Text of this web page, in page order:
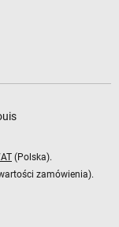
(Polska).
zamówienia).